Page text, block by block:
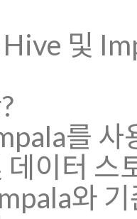
및
를 사
데이터 스
와